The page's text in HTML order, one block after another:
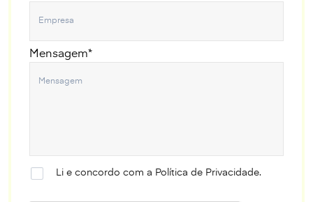
Mensagem*
Li e concordo com a Política de Privacidade.